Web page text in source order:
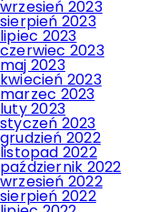
wrzesień 2023
sierpień 2023
lipiec 2023
czerwiec 2023
maj 2023
kwiecień 2023
marzec 2023
luty 2023
styczeń 2023
grudzień 2022
listopad 2022
październik 2022
wrzesień 2022
sierpień 2022